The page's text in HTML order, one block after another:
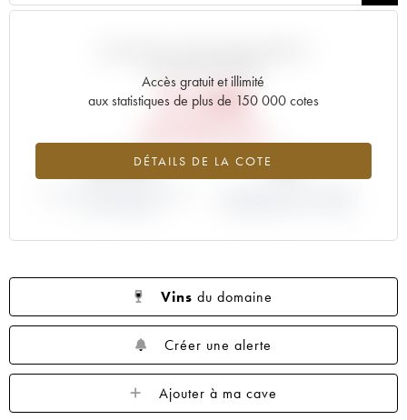
Accès gratuit et illimité
aux statistiques de plus de 150 000 cotes
DÉTAILS DE LA COTE
21,84€
-35.9%
Vins du domaine
Créer une alerte
Ajouter à ma cave